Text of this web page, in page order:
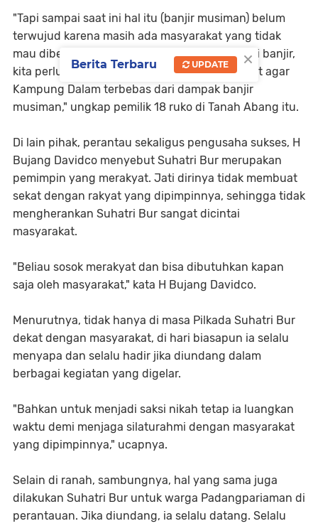
"Tapi sampai saat ini hal itu (banjir musiman) belum
terwujud karena masih ada masyarakat yang tidak
mau dibebaskan tanahnya. Agar terbebas dari banjir,
kita perlu memberi edukasi kepada masyarakat agar
Kampung Dalam terbebas dari dampak banjir
musiman," ungkap pemilik 18 ruko di Tanah Abang itu.
Di lain pihak, perantau sekaligus pengusaha sukses, H
Bujang Davidco menyebut Suhatri Bur merupakan
pemimpin yang merakyat. Jati dirinya tidak membuat
sekat dengan rakyat yang dipimpinnya, sehingga tidak
mengherankan Suhatri Bur sangat dicintai
masyarakat.
"Beliau sosok merakyat dan bisa dibutuhkan kapan
saja oleh masyarakat," kata H Bujang Davidco.
Menurutnya, tidak hanya di masa Pilkada Suhatri Bur
dekat dengan masyarakat, di hari biasapun ia selalu
menyapa dan selalu hadir jika diundang dalam
berbagai kegiatan yang digelar.
"Bahkan untuk menjadi saksi nikah tetap ia luangkan
waktu demi menjaga silaturahmi dengan masyarakat
yang dipimpinnya," ucapnya.
Selain di ranah, sambungnya, hal yang sama juga
dilakukan Suhatri Bur untuk warga Padangpariaman di
perantauan. Jika diundang, ia selalu datang. Selalu
×
Berita Terbaru UPDATE